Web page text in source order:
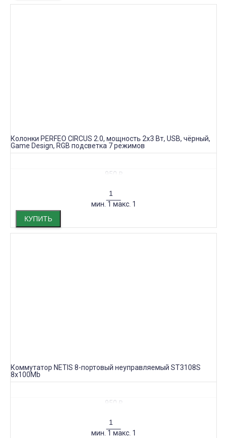
Колонки PERFEO CIRCUS 2.0, мощность 2х3 Вт, USB, чёрный,
Game Design, RGB подсветка 7 режимов
950 ₽
мин. 1 макс. 1
КУПИТЬ
Коммутатор NETIS 8-портовый неуправляемый ST3108S
8x100Mb
950 ₽
мин. 1 макс. 1